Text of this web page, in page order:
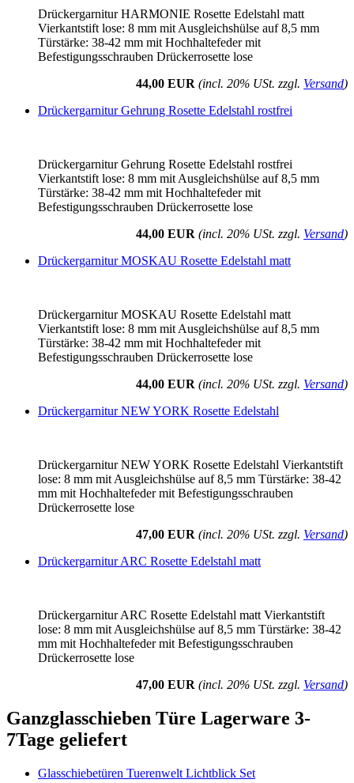
Drückergarnitur HARMONIE Rosette Edelstahl matt
Vierkantstift lose: 8 mm mit Ausgleichshülse auf 8,5 mm
Türstärke: 38-42 mm mit Hochhaltefeder mit
Befestigungsschrauben Drückerrosette lose
44,00 EUR (incl. 20% USt. zzgl. Versand)
Drückergarnitur Gehrung Rosette Edelstahl rostfrei
Drückergarnitur Gehrung Rosette Edelstahl rostfrei
Vierkantstift lose: 8 mm mit Ausgleichshülse auf 8,5 mm
Türstärke: 38-42 mm mit Hochhaltefeder mit
Befestigungsschrauben Drückerrosette lose
44,00 EUR (incl. 20% USt. zzgl. Versand)
Drückergarnitur MOSKAU Rosette Edelstahl matt
Drückergarnitur MOSKAU Rosette Edelstahl matt
Vierkantstift lose: 8 mm mit Ausgleichshülse auf 8,5 mm
Türstärke: 38-42 mm mit Hochhaltefeder mit
Befestigungsschrauben Drückerrosette lose
44,00 EUR (incl. 20% USt. zzgl. Versand)
Drückergarnitur NEW YORK Rosette Edelstahl
Drückergarnitur NEW YORK Rosette Edelstahl Vierkantstift
lose: 8 mm mit Ausgleichshülse auf 8,5 mm Türstärke: 38-42
mm mit Hochhaltefeder mit Befestigungsschrauben
Drückerrosette lose
47,00 EUR (incl. 20% USt. zzgl. Versand)
Drückergarnitur ARC Rosette Edelstahl matt
Drückergarnitur ARC Rosette Edelstahl matt Vierkantstift
lose: 8 mm mit Ausgleichshülse auf 8,5 mm Türstärke: 38-42
mm mit Hochhaltefeder mit Befestigungsschrauben
Drückerrosette lose
47,00 EUR (incl. 20% USt. zzgl. Versand)
Ganzglasschieben Türe Lagerware 3-
7Tage geliefert
Glasschiebetüren Tuerenwelt Lichtblick Set